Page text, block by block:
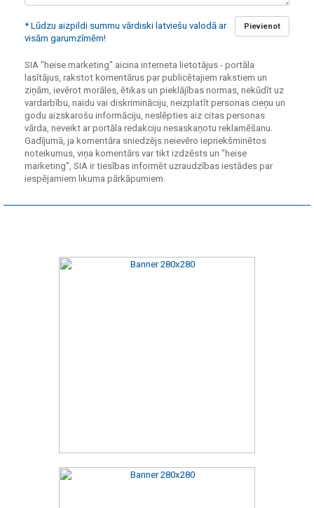
Pievienot
* Lūdzu aizpildi summu vārdiski latviešu valodā ar
visām garumzīmēm!
SIA "heise marketing" aicina interneta lietotājus - portāla
lasītājus, rakstot komentārus par publicētajiem rakstiem un
ziņām, ievērot morāles, ētikas un pieklājības normas, nekūdīt uz
vardarbību, naidu vai diskrimināciju, neizplatīt personas cieņu un
godu aizskarošu informāciju, neslēpties aiz citas personas
vārda, neveikt ar portāla redakciju nesaskaņotu reklamēšanu.
Gadījumā, ja komentāra sniedzējs neievēro iepriekšminētos
noteikumus, viņa komentārs var tikt izdzēsts un "heise
marketing", SIA ir tiesības informēt uzraudzības iestādes par
iespējamiem likuma pārkāpumiem.